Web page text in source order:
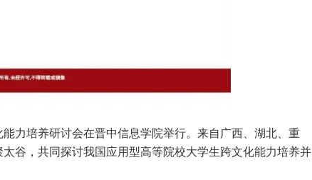
力培养研讨会在晋中信息学院举行。来自广西、湖北、重
谷，共同探讨我国应用型高等院校大学生跨文化能力培养并